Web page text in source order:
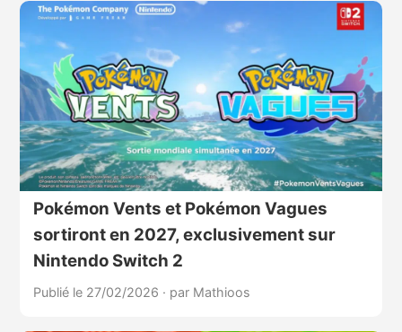
Pokémon Vents et Pokémon Vagues
sortiront en 2027, exclusivement sur
Nintendo Switch 2
Publié le 27/02/2026 · par Mathioos